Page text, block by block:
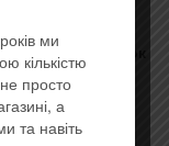
Книжный Рынок
ми
кількістю
просто
а
та навіть